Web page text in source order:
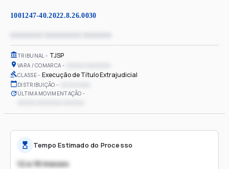
1001247-40.2022.8.26.0030
TRIBUNAL TJSP
VARA / COMARCA
CLASSE Execução de Título Extrajudicial
DISTRIBUIÇÃO
ÚLTIMA MOVIMENTAÇÃO
Tempo Estimado do Processo
12 a 18 meses